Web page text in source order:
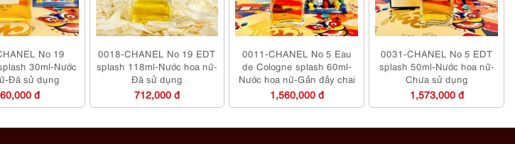
No 19
30ml-Nước
Đã sử dụng
đ
0018-CHANEL No 19 EDT
splash 118ml-Nước hoa nữ-
Đã sử dụng
712,000 đ
0011-CHANEL No 5 Eau
de Cologne splash 60ml-
Nước hoa nữ-Gần đầy chai
1,560,000 đ
0031-CHANEL No 5 EDT
splash 50ml-Nước hoa nữ-
Chưa sử dụng
1,573,000 đ